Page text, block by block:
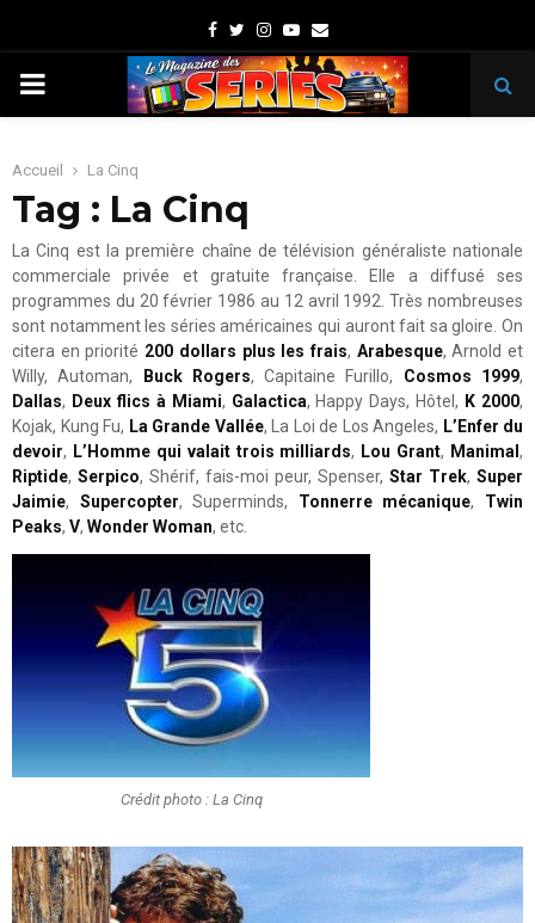
Facebook
TwitterInstagram
Youtube
Email
PRIMARY
Accueil La Cinq
Tag : La Cinq
La Cinq est la première chaîne de télévision généraliste nationale
commerciale privée et gratuite française. Elle a diffusé ses
programmes du 20 février 1986 au 12 avril 1992. Très nombreuses
sont notamment les séries américaines qui auront fait sa gloire. On
citera en priorité 200 dollars plus les frais, Arabesque, Arnold et
Willy, Automan,
Buck Rogers, Capitaine Furillo, Cosmos 1999,
Dallas, Deux flics à Miami, Galactica, Happy Days, Hôtel, K 2000,
Kojak, Kung Fu, La Grande Vallée, La Loi de Los Angeles, L’Enfer du
devoir, L’Homme qui valait trois milliards, Lou Grant, Manimal ,
Riptide, Serpico, Shérif, fais-moi peur, Spenser, Star Trek, Super
Jaimie, Supercopter, Superminds, Tonnerre mécanique, Twin
Peaks, V, Wonder Woman, etc.
Crédit photo : La Cinq